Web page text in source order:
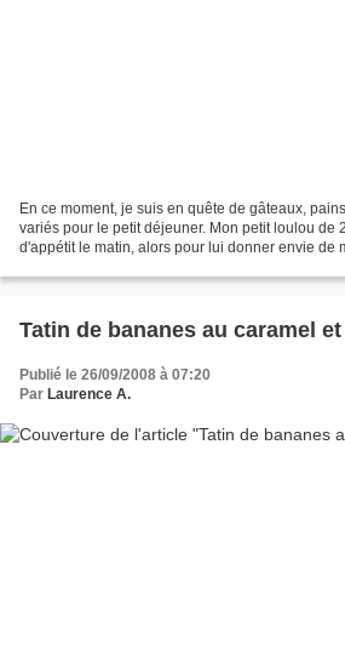
En ce moment, je suis en quête de gâteaux,
variés pour le petit déjeuner. Mon petit loulou de
d'appétit le matin, alors pour lui donner envie de
Tatin de bananes au caramel
Publié le 26/09/2008 à 07:20
Par Laurence A.